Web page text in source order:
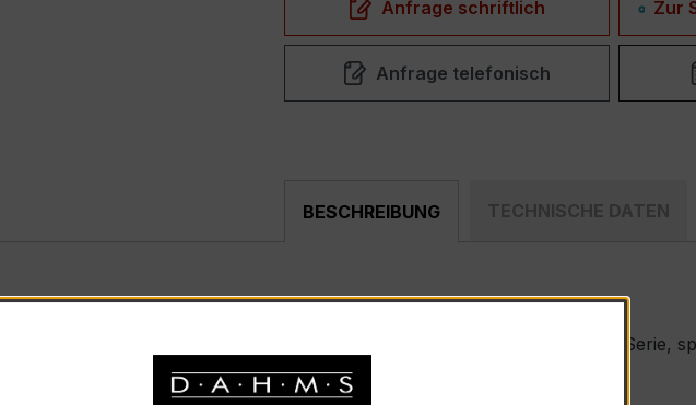
Anfrage schriftlich Zur
Anfrage telefonisch
BESCHREIBUNG TECHNISCHE DATEN
hochpräziser Verrechnungsstromwandler der bewährten EASKD-Serie,
industriellen Mess- und Überwachungssystemen entwickelt.